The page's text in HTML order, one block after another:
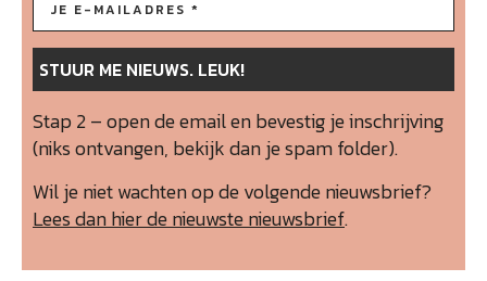
Stap 2 – open de email en bevestig je inschrijving
(niks ontvangen, bekijk dan je spam folder).
Wil je niet wachten op de volgende nieuwsbrief?
Lees dan hier de nieuwste nieuwsbrief.